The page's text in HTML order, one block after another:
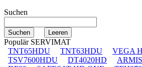
Suchen
Populär SERVIMAT
TNT65HDU
TNT63HDU VEGA
TSV7600HDU
DT4020HD ARMIS